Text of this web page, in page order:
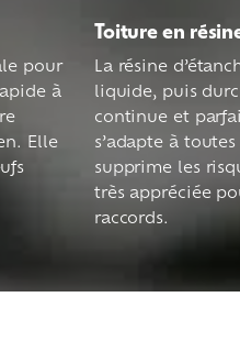
pour
à
Elle
Toiture en
La résine
liquide, puis
continue et
s’adapte à
supprime les
très appréciée
raccords.